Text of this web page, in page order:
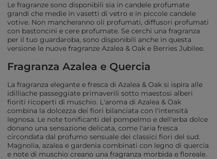
Le fragranze sono disponibili sia in candele profumate
grandi che medie in vasetti di vetro e in piccole candele
votive. Non mancheranno oli profumati, diffusori profumati
con bastoncini e cere profumate. Se cerchi una fragranza
per il tuo guardaroba, sono disponibili anche in questa
versione le nuove fragranze Azalea & Oak e Berries Jubilee.
Fragranza Azalea e Quercia
La fragranza elegante e fresca di Azalea & Oak si ispira alle
idilliache passeggiate primaverili sotto maestosi alberi
fioriti ricoperti di muschio. L'aroma di Azalea & Oak
combina la dolcezza dei fiori bilanciata con l'intensità
legnosa. Le note tonificanti del pompelmo e dell'erba dolce
donano una sensazione delicata, come l'aria fresca
circondata dal profumo sensuale dei classici fiori del sud.
Magnolia, azalea e gardenia combinati con legno di quercia
e note di muschio creano una fragranza morbida e floreale.